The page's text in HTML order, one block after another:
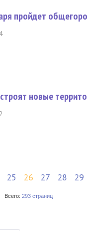
пройдет
новые
25 26 27 28 29
Всего: 293 страниц